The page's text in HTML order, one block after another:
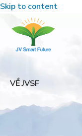
Skip to content
VỀ JVSF